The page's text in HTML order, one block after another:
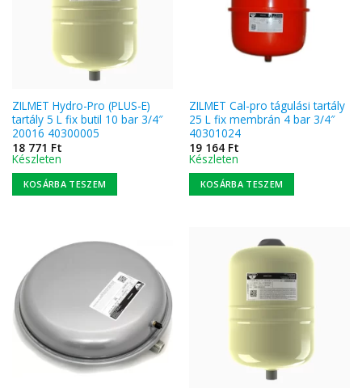
ZILMET Hydro-Pro (PLUS-E)
tartály 5 L fix butil 10 bar 3/4″
20016 40300005
18 771 Ft
Készleten
KOSÁRBA TESZEM
ZILMET Cal-pro tágulási tartály
25 L fix membrán 4 bar 3/4″
40301024
19 164 Ft
Készleten
KOSÁRBA TESZEM